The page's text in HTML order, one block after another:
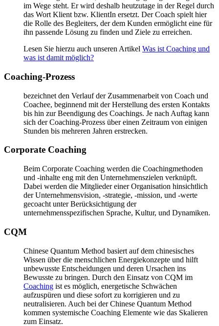
im Wege steht. Er wird deshalb heutzutage in der Regel durch
das Wort Klient bzw. KlientIn ersetzt. Der Coach spielt hier
die Rolle des Begleiters, der dem Kunden ermöglicht eine für
ihn passende Lösung zu finden und Ziele zu erreichen.
Lesen Sie hierzu auch unseren Artikel Was ist Coaching und
was ist damit möglich?
Coaching-Prozess
bezeichnet den Verlauf der Zusammenarbeit von Coach und
Coachee, beginnend mit der Herstellung des ersten Kontakts
bis hin zur Beendigung des Coachings. Je nach Auftag kann
sich der Coaching-Prozess über einen Zeitraum von einigen
Stunden bis mehreren Jahren erstrecken.
Corporate Coaching
Beim Corporate Coaching werden die Coachingmethoden
und -inhalte eng mit den Unternehmenszielen verknüpft.
Dabei werden die Mitglieder einer Organisation hinsichtlich
der Unternehmensvision, -strategie, -mission, und -werte
gecoacht unter Berücksichtigung der
unternehmensspezifischen Sprache, Kultur, und Dynamiken.
CQM
Chinese Quantum Method basiert auf dem chinesisches
Wissen über die menschlichen Energiekonzepte und hilft
unbewusste Entscheidungen und deren Ursachen ins
Bewusste zu bringen. Durch den Einsatz von CQM im
Coaching ist es möglich, energetische Schwächen
aufzuspüren und diese sofort zu korrigieren und zu
neutralisieren. Auch bei der Chinese Quantum Method
kommen systemische Coaching Elemente wie das Skalieren
zum Einsatz.